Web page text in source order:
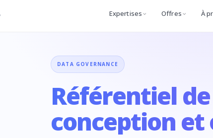
Expertises Offres À
DATA GOVERNANCE
Référentiel
conception et